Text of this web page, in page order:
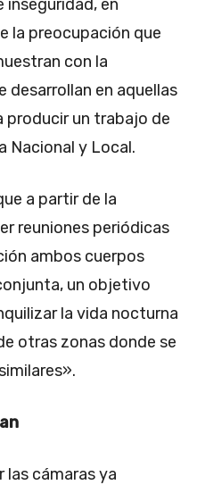
inseguridad, en
la preocupación que
con la
desarrollan en aquellas
producir un trabajo de
Nacional y Local.
a partir de la
reuniones periódicas
ambos cuerpos
un objetivo
la vida nocturna
otras zonas donde se
las cámaras ya